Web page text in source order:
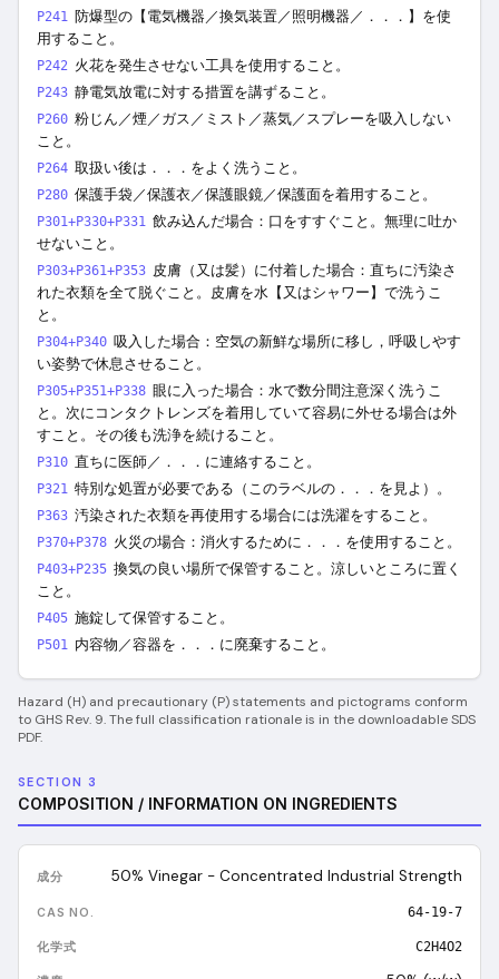
P241 防爆型の【電気機器／換気装置／照明機器／．．．】を使
用すること。
P242 火花を発生させない工具を使用すること。
P243 静電気放電に対する措置を講ずること。
P260 粉じん／煙／ガス／ミスト／蒸気／スプレーを吸入しない
こと。
P264 取扱い後は．．．をよく洗うこと。
P280 保護手袋／保護衣／保護眼鏡／保護面を着用すること。
P301+P330+P331 飲み込んだ場合：口をすすぐこと。無理に吐か
せないこと。
P303+P361+P353 皮膚（又は髪）に付着した場合：直ちに汚染さ
れた衣類を全て脱ぐこと。皮膚を水【又はシャワー】で洗うこ
と。
P304+P340 吸入した場合：空気の新鮮な場所に移し，呼吸しやす
い姿勢で休息させること。
P305+P351+P338 眼に入った場合：水で数分間注意深く洗うこ
と。次にコンタクトレンズを着用していて容易に外せる場合は外
すこと。その後も洗浄を続けること。
P310 直ちに医師／．．．に連絡すること。
P321 特別な処置が必要である（このラベルの．．．を見よ）。
P363 汚染された衣類を再使用する場合には洗濯をすること。
P370+P378 火災の場合：消火するために．．．を使用すること。
P403+P235 換気の良い場所で保管すること。涼しいところに置く
こと。
P405 施錠して保管すること。
P501 内容物／容器を．．．に廃棄すること。
Hazard (H) and precautionary (P) statements and pictograms conform
to GHS Rev. 9. The full classification rationale is in the downloadable SDS
PDF.
SECTION 3
COMPOSITION / INFORMATION ON INGREDIENTS
50% Vinegar - Concentrated Industrial Strength
64-19-7
C2H4O2